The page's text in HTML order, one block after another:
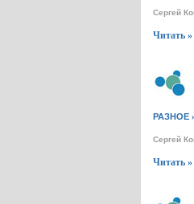
Сергей
Читать »
РАЗНОЕ
Сергей
Читать »